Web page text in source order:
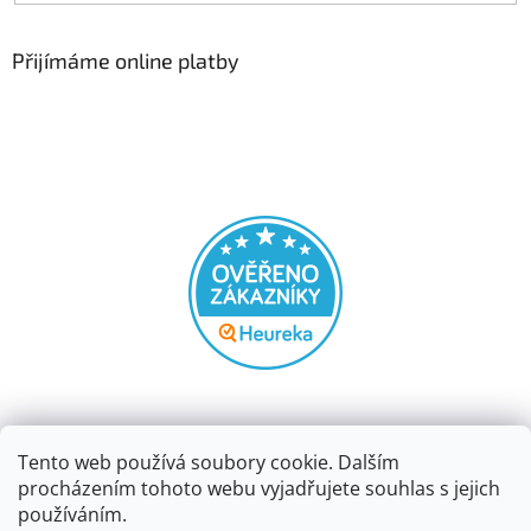
Tento web používá soubory cookie. Dalším
procházením tohoto webu vyjadřujete souhlas s jejich
používáním.
Přijímáme online platby